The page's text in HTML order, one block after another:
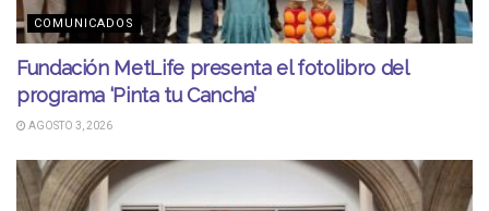
COMUNICADOS
Fundación MetLife presenta el fotolibro del
programa ‘Pinta tu Cancha’
AGOSTO 3, 2026